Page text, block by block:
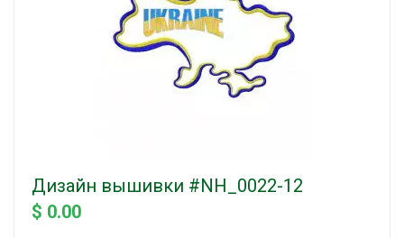
Дизайн вышивки #NH_0022-12
$ 0.00